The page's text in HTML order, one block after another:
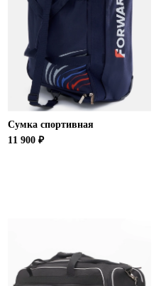
Новосибирская область (3)
Омская область (5)
Республика Башкортостан (3)
Республика Крым (1)
Республика Татарстан (2)
Ростовская область (2)
Самарская область (1)
Томская область (1)
Тульская область (1)
Тюменская область (3)
Сумка спортивная
11 900 ₽